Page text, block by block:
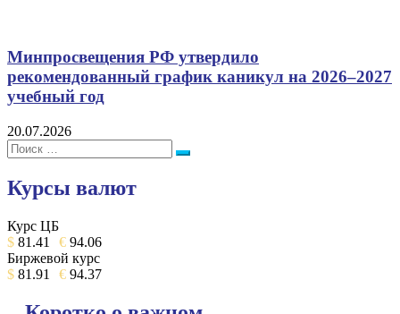
Минпросвещения РФ утвердило
рекомендованный график каникул на 2026–2027
учебный год
20.07.2026
Поиск:
Поиск
Курсы валют
Курс ЦБ
$ 81.41 € 94.06
Биржевой курс
$ 81.91 € 94.37